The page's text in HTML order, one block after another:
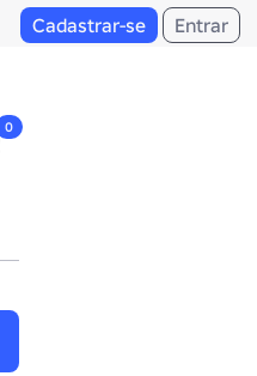
Cadastrar-se Entrar
0